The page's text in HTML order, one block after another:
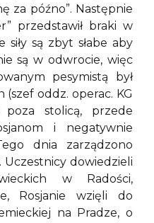
za późno”. Następnie
przedstawił braki w
są zbyt słabe aby
są w odwrocie, więc
pesymistą był
(szef oddz. operac. KG
stolicą, przede
i negatywnie
dnia zarządzono
dowiedzieli
w Radości,
Rosjanie wzięli do
na Pradze, o